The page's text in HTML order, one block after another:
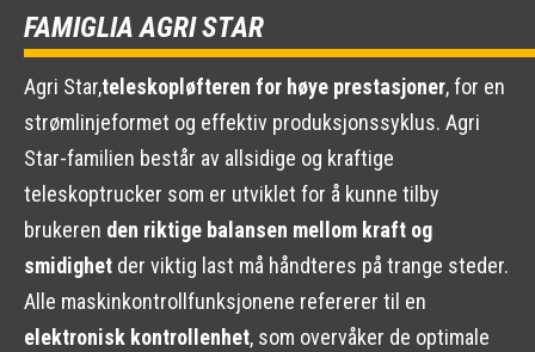
FAMIGLIA AGRI STAR
Agri Star,teleskopløfteren for høye prestasjoner, for en
strømlinjeformet og effektiv produksjonssyklus. Agri
Star-familien består av allsidige og kraftige
teleskoptrucker som er utviklet for å kunne tilby
brukeren den riktige balansen mellom kraft og
smidighet der viktig last må håndteres på trange steder.
Alle maskinkontrollfunksjonene refererer til en
elektronisk kontrollenhet, som overvåker de optimale